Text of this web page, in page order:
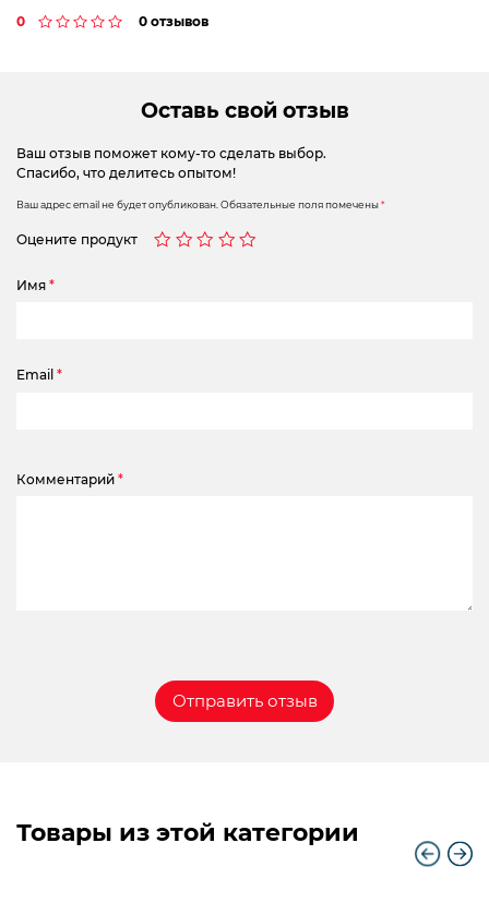
0 0 отзывов
Оставь свой отзыв
Ваш отзыв поможет кому-то сделать выбор.
Спасибо, что делитесь опытом!
Ваш адрес email не будет опубликован. Обязательные поля помечены*
Оцените продукт
Имя *
Email *
Комментарий *
Товары из этой категории